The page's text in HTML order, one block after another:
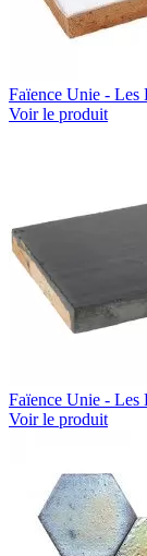
Faïence Unie - Les
Voir le produit
Faïence Unie - Les
Voir le produit